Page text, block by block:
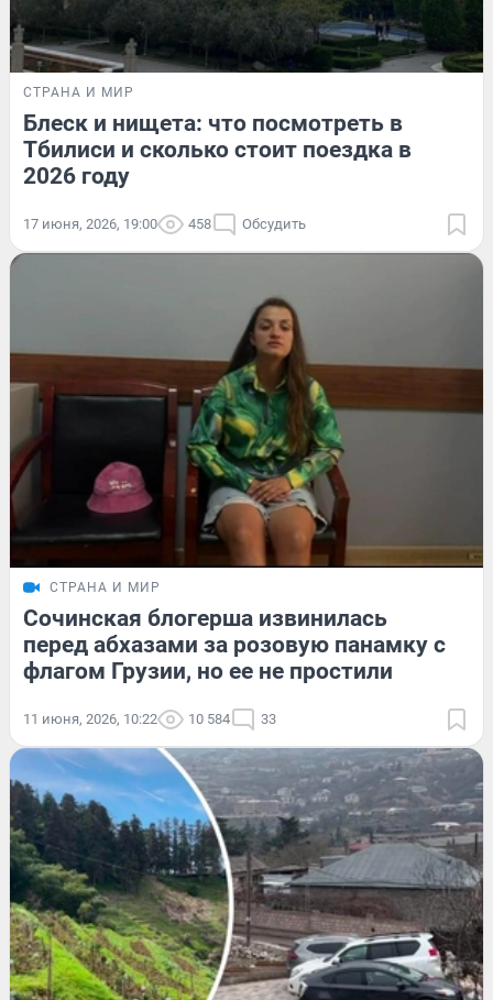
СТРАНА И МИР
Блеск и нищета: что посмотреть в
Тбилиси и сколько стоит поездка в
2026 году
17 июня, 2026, 19:00 458 Обсудить
СТРАНА И МИР
Сочинская блогерша извинилась
перед абхазами за розовую панамку с
флагом Грузии, но ее не простили
11 июня, 2026, 10:22 10 584 33